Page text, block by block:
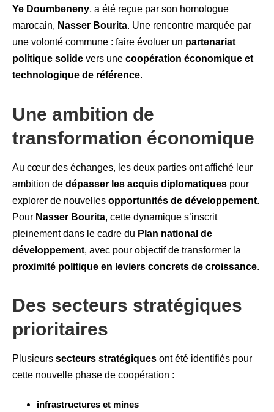
Ye Doumbeneny, a été reçue par son homologue
marocain, Nasser Bourita. Une rencontre marquée par
une volonté commune : faire évoluer un partenariat
politique solide vers une coopération économique et
technologique de référence.
Une ambition de
transformation économique
Au cœur des échanges, les deux parties ont affiché leur
ambition de dépasser les acquis diplomatiques pour
explorer de nouvelles opportunités de développement.
Pour Nasser Bourita, cette dynamique s’inscrit
pleinement dans le cadre du Plan national de
développement, avec pour objectif de transformer la
proximité politique en leviers concrets de croissance.
Des secteurs stratégiques
prioritaires
Plusieurs secteurs stratégiques ont été identifiés pour
cette nouvelle phase de coopération :
infrastructures et mines